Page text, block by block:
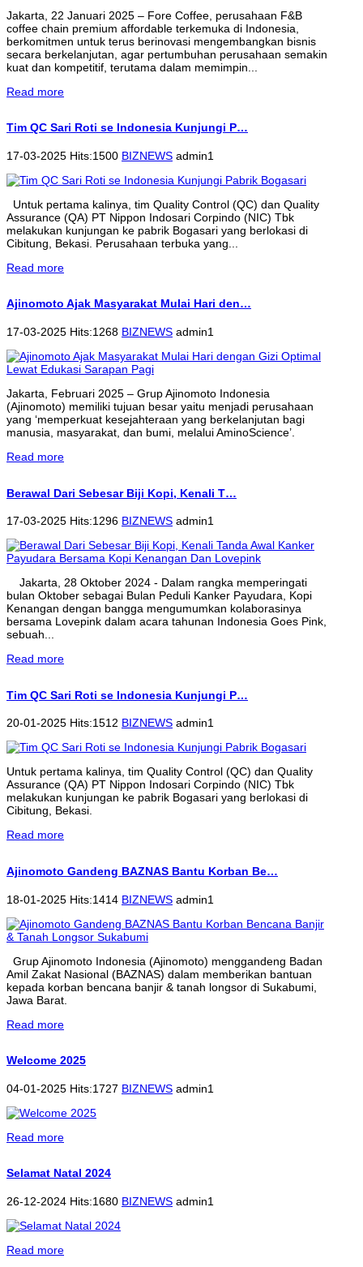
Jakarta, 22 Januari 2025 – Fore Coffee, perusahaan F&B
coffee chain premium affordable terkemuka di Indonesia,
berkomitmen untuk terus berinovasi mengembangkan bisnis
secara berkelanjutan, agar pertumbuhan perusahaan semakin
kuat dan kompetitif, terutama dalam memimpin...
Read more
Tim QC Sari Roti se Indonesia Kunjungi P…
17-03-2025 Hits:1500 BIZNEWS admin1
Untuk pertama kalinya, tim Quality Control (QC) dan Quality
Assurance (QA) PT Nippon Indosari Corpindo (NIC) Tbk
melakukan kunjungan ke pabrik Bogasari yang berlokasi di
Cibitung, Bekasi. Perusahaan terbuka yang...
Read more
Ajinomoto Ajak Masyarakat Mulai Hari den…
17-03-2025 Hits:1268 BIZNEWS admin1
Jakarta, Februari 2025 – Grup Ajinomoto Indonesia
(Ajinomoto) memiliki tujuan besar yaitu menjadi perusahaan
yang ‘memperkuat kesejahteraan yang berkelanjutan bagi
manusia, masyarakat, dan bumi, melalui AminoScience’.
Read more
Berawal Dari Sebesar Biji Kopi, Kenali T…
17-03-2025 Hits:1296 BIZNEWS admin1
Jakarta, 28 Oktober 2024 - Dalam rangka memperingati
bulan Oktober sebagai Bulan Peduli Kanker Payudara, Kopi
Kenangan dengan bangga mengumumkan kolaborasinya
bersama Lovepink dalam acara tahunan Indonesia Goes Pink,
sebuah...
Read more
Tim QC Sari Roti se Indonesia Kunjungi P…
20-01-2025 Hits:1512 BIZNEWS admin1
Untuk pertama kalinya, tim Quality Control (QC) dan Quality
Assurance (QA) PT Nippon Indosari Corpindo (NIC) Tbk
melakukan kunjungan ke pabrik Bogasari yang berlokasi di
Cibitung, Bekasi.
Read more
Ajinomoto Gandeng BAZNAS Bantu Korban Be…
18-01-2025 Hits:1414 BIZNEWS admin1
Grup Ajinomoto Indonesia (Ajinomoto) menggandeng Badan
Amil Zakat Nasional (BAZNAS) dalam memberikan bantuan
kepada korban bencana banjir & tanah longsor di Sukabumi,
Jawa Barat.
Read more
Welcome 2025
04-01-2025 Hits:1727 BIZNEWS admin1
Read more
Selamat Natal 2024
26-12-2024 Hits:1680 BIZNEWS admin1
Read more